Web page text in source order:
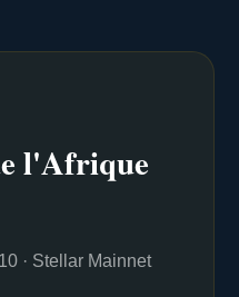
l'Afrique
· Stellar Mainnet